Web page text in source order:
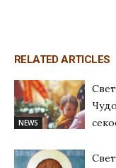
RELATED ARTICLES
NEWS